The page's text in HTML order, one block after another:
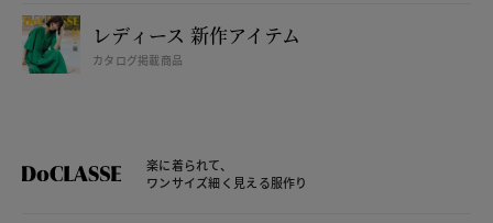
レディース 新作アイテム
カタログ掲載商品
楽に着られて、
ワンサイズ細く見える服作り